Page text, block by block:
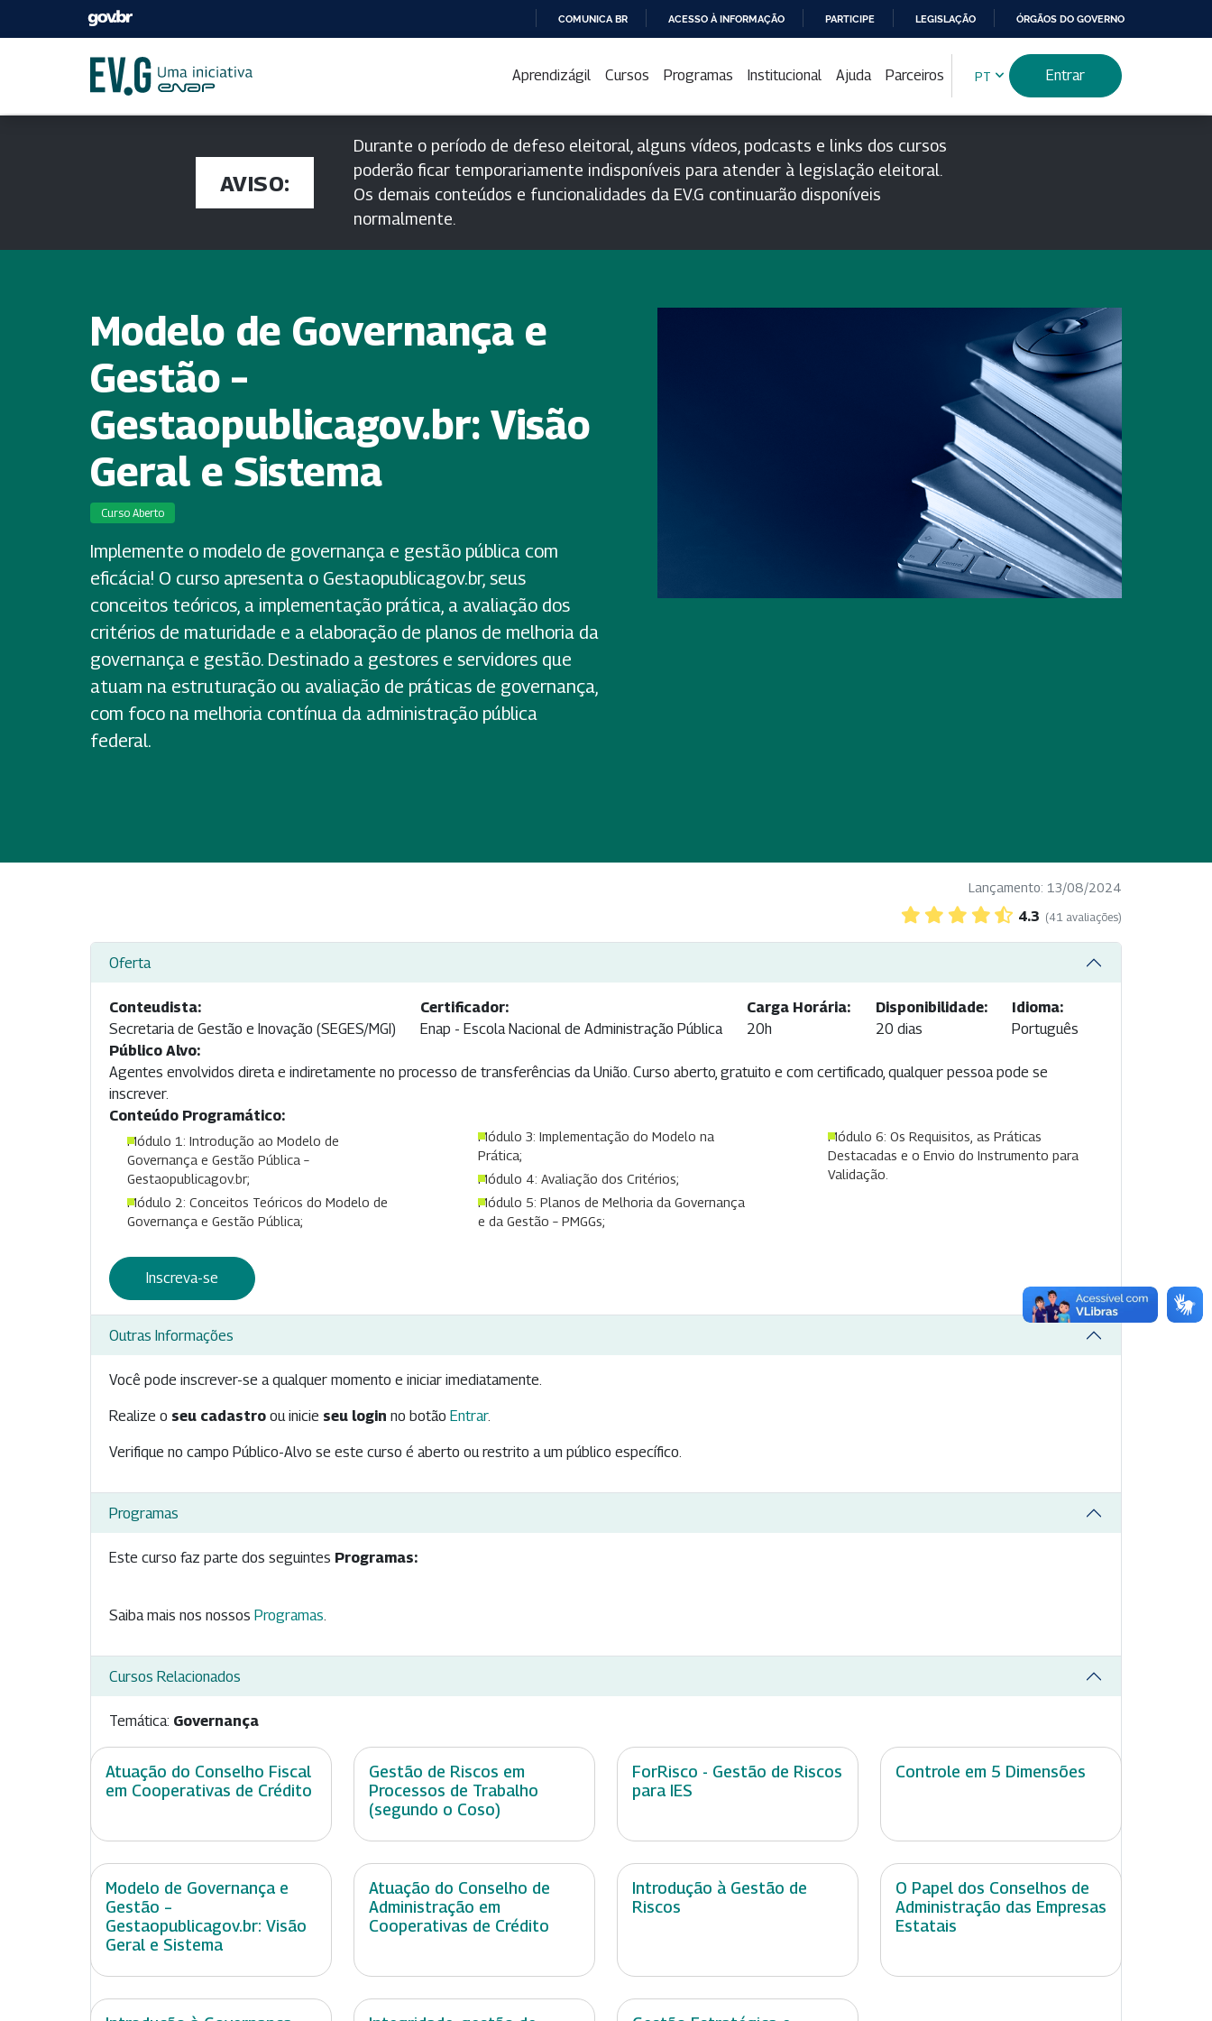
PARA
CONTEÚDO
COMUNICA BR ACESSO À INFORMAÇÃO PARTICIPE LEGISLAÇÃO ÓRGÃOS DO GOVERNO
Aprendizágil Cursos Programas Institucional Ajuda Parceiros PT Entrar
AVISO:
Durante o período de defeso eleitoral, alguns vídeos, podcasts e links dos cursos
poderão ficar temporariamente indisponíveis para atender à legislação eleitoral.
Os demais conteúdos e funcionalidades da EV.G continuarão disponíveis
normalmente.
Modelo de Governança e
Gestão –
Gestaopublicagov.br: Visão
Geral e Sistema
Curso Aberto
Implemente o modelo de governança e gestão pública com
eficácia! O curso apresenta o Gestaopublicagov.br, seus
conceitos teóricos, a implementação prática, a avaliação dos
critérios de maturidade e a elaboração de planos de melhoria da
governança e gestão. Destinado a gestores e servidores que
atuam na estruturação ou avaliação de práticas de governança,
com foco na melhoria contínua da administração pública
federal.
Lançamento: 13/08/2024
4.3 (41 avaliações)
Oferta
Conteudista:
Secretaria de Gestão e Inovação (SEGES/MGI)
Certificador:
Enap - Escola Nacional de Administração Pública
Carga Horária:
20h
Disponibilidade:
20 dias
Idioma:
Português
Público Alvo:
Agentes envolvidos direta e indiretamente no processo de transferências da União. Curso aberto, gratuito e com certificado, qualquer pessoa pode se
inscrever.
Conteúdo Programático:
Módulo 1: Introdução ao Modelo de
Governança e Gestão Pública –
Gestaopublicagov.br;
Módulo 2: Conceitos Teóricos do Modelo de
Governança e Gestão Pública;
Módulo 3: Implementação do Modelo na
Prática;
Módulo 4: Avaliação dos Critérios;
Módulo 5: Planos de Melhoria da Governança
e da Gestão – PMGGs;
Módulo 6: Os Requisitos, as Práticas
Destacadas e o Envio do Instrumento para
Validação.
Inscreva-se
Outras Informações
Você pode inscrever-se a qualquer momento e iniciar imediatamente.
Realize o seu cadastro ou inicie seu login no botão Entrar.
Verifique no campo Público-Alvo se este curso é aberto ou restrito a um público específico.
Programas
Este curso faz parte dos seguintes Programas:
Saiba mais nos nossos Programas.
Cursos Relacionados
Temática: Governança
Atuação do Conselho Fiscal
em Cooperativas de Crédito
Gestão de Riscos em
Processos de Trabalho
(segundo o Coso)
ForRisco - Gestão de Riscos
para IES
Controle em 5 Dimensões
Modelo de Governança e
Gestão –
Gestaopublicagov.br: Visão
Geral e Sistema
Atuação do Conselho de
Administração em
Cooperativas de Crédito
Introdução à Gestão de
Riscos
O Papel dos Conselhos de
Administração das Empresas
Estatais